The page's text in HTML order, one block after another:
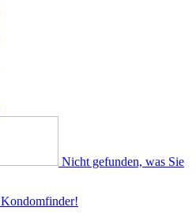
Nicht gefunden, was Sie
Kondomfinder!